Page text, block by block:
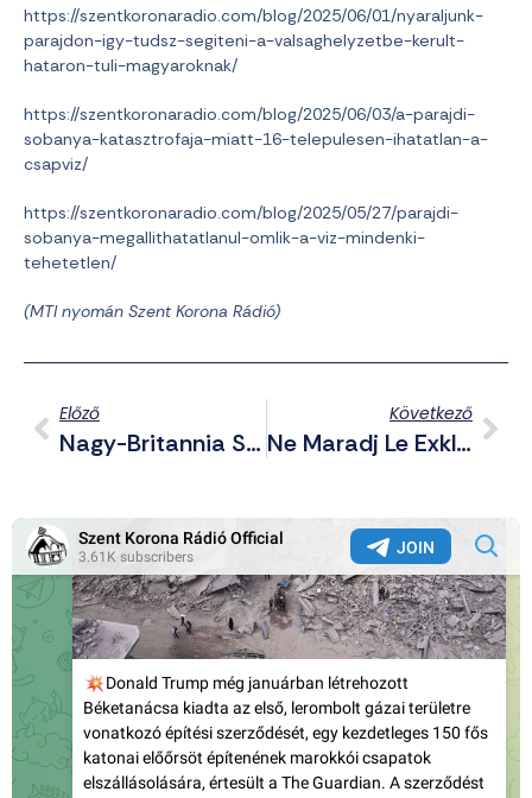
https://szentkoronaradio.com/blog/2025/06/01/nyaraljunk-
parajdon-igy-tudsz-segiteni-a-valsaghelyzetbe-kerult-
hataron-tuli-magyaroknak/
https://szentkoronaradio.com/blog/2025/06/03/a-parajdi-
sobanya-katasztrofaja-miatt-16-telepulesen-ihatatlan-a-
csapviz/
https://szentkoronaradio.com/blog/2025/05/27/parajdi-
sobanya-megallithatatlanul-omlik-a-viz-mindenki-
tehetetlen/
(MTI nyomán Szent Korona Rádió)
Előző
Nagy-Britannia Százezer Drónt Küld Idén Ukrajna Számára
Következő
Ne Maradj Le Exkluzív Telegram Posztjainkról Sem! – Összefoglaló A Csatornáról Háborús Hírekkel (2025.06.04.)